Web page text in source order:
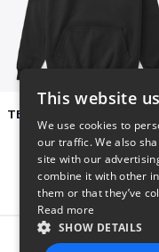
$50
This website
We use cookies to
our traffic. We also
site with our
combine it with other
them or that they’ve
Read more
SHOW DETAILS